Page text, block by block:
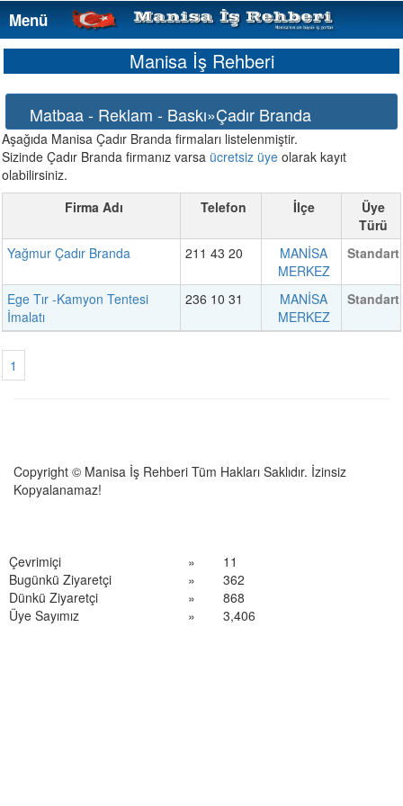
Menü
Menü
Manisa İş Rehberi
Matbaa - Reklam - Baskı»Çadır Branda
Aşağıda Manisa Çadır Branda firmaları listelenmiştir.
Sizinde Çadır Branda firmanız varsa ücretsiz üye olarak kayıt
olabilirsiniz.
Firma Adı
Telefon İlçe
Üye
Türü
Yağmur Çadır Branda
211 43 20
MANİSA
MERKEZ
Standart
Ege Tır -Kamyon Tentesi
İmalatı
236 10 31
MANİSA
MERKEZ
Standart
1
Copyright © Manisa İş Rehberi Tüm Hakları Saklıdır. İzinsiz
Kopyalanamaz!
Çevrimiçi »
11
Bugünkü Ziyaretçi
»
362
Dünkü Ziyaretçi
»
868
Üye Sayımız
» 3,406